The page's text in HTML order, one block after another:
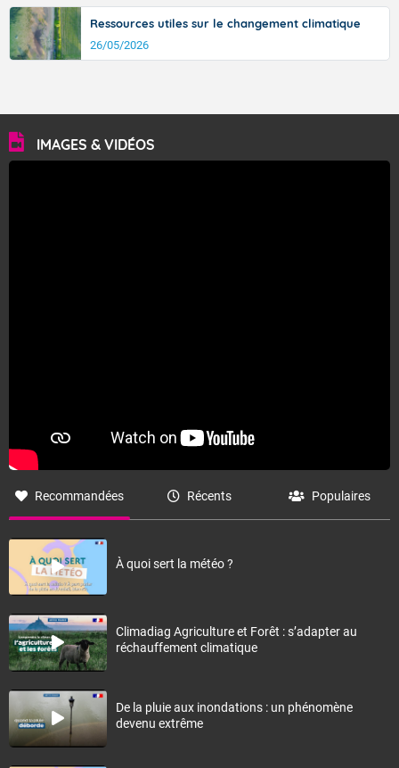
Ressources utiles sur le changement climatique
26/05/2026
IMAGES & VIDÉOS
Recommandées Récents Populaires
À quoi sert la météo ?
Climadiag Agriculture et Forêt : s’adapter au
réchauffement climatique
De la pluie aux inondations : un phénomène
devenu extrême